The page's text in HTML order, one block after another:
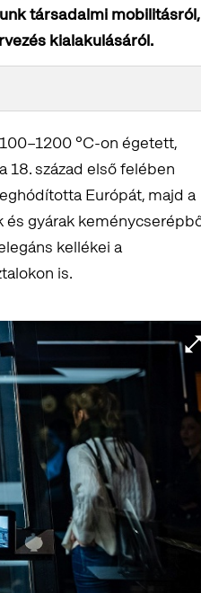
társadalmi
kialakulásáról.
°C-on égetett,
18. század első felében
Európát, majd a
és gyárak
kellékei a
is.